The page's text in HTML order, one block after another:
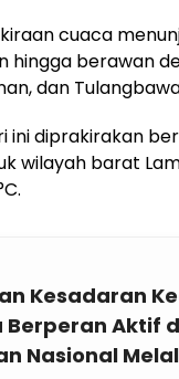
cuaca
hingga berawan
dan
ini diprakirakan
wilayah barat
Kesadaran
Berperan Aktif
Nasional